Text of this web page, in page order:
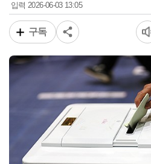
입력2026-06-03 13:05
구독